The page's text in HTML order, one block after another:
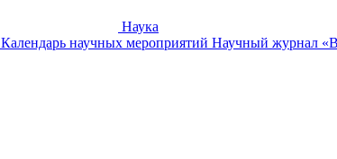
Наука
Календарь научных мероприятий Научный журнал